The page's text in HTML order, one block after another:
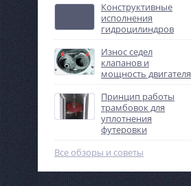
Конструктивные
исполнения
гидроцилиндров
Износ седел
клапанов и
мощность двигателя
Принцип работы
трамбовок для
уплотнения
футеровки
Все обзоры и советы